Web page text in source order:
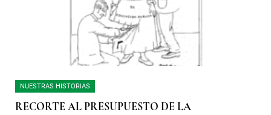
NUESTRAS HISTORIAS
RECORTE AL PRESUPUESTO DE LA